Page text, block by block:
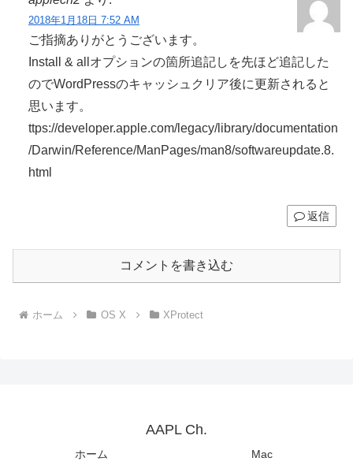
2018年1月18日 7:52 AM
ご指摘ありがとうございます。
Install & allオプションの箇所追記しを先ほど追記した
のでWordPressのキャッシュクリア後に更新されると
思います。
ttps://developer.apple.com/legacy/library/documentation
/Darwin/Reference/ManPages/man8/softwareupdate.8.
html
返信
コメントを書き込む
ホーム OS X XProtect
AAPL Ch.
ホーム
Mac